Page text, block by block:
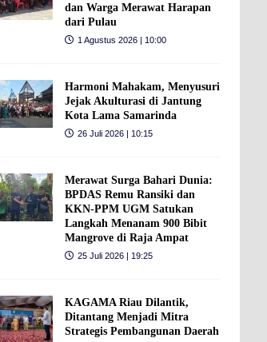
dan Warga Merawat Harapan
dari Pulau
1 Agustus 2026 | 10:00
Harmoni Mahakam, Menyusuri
Jejak Akulturasi di Jantung
Kota Lama Samarinda
26 Juli 2026 | 10:15
Merawat Surga Bahari Dunia:
BPDAS Remu Ransiki dan
KKN-PPM UGM Satukan
Langkah Menanam 900 Bibit
Mangrove di Raja Ampat
25 Juli 2026 | 19:25
KAGAMA Riau Dilantik,
Ditantang Menjadi Mitra
Strategis Pembangunan Daerah